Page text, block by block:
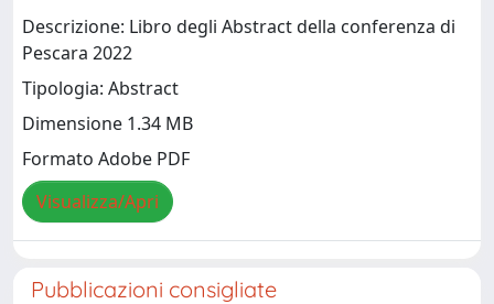
Descrizione: Libro degli Abstract della conferenza di
Pescara 2022
Tipologia: Abstract
Dimensione 1.34 MB
Formato Adobe PDF
Visualizza/Apri
Pubblicazioni consigliate